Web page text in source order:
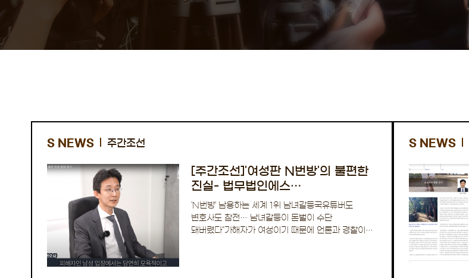
S NEWS 주간조선
[주간조선]'여성판 N번방'의 불편한
진실- 법무법인에스
임태호대표변호사 인터뷰
'N번방' 남용하는 세계 1위 남녀갈등국유튜버도
변호사도 참전… 남녀갈등이 돈벌이 수단
돼버렸다"가해자가 여성이기 때문에 언론과 경찰이
S NEWS